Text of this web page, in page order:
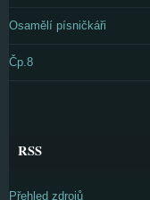
Osamělí písničkáři
Čp.8
RSS
Přehled zdrojů